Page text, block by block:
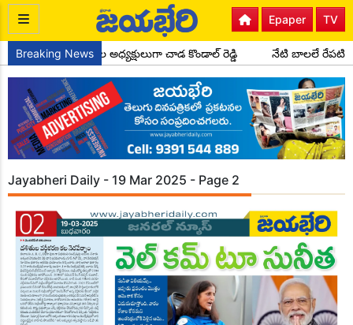
TV
Epaper
Breaking News
పార్టీ సైదాపూర్ మండల అధ్యక్షులుగా చాడ కొండాల్ రెడ్డి నేటి బాలలే రేపటి
Jayabheri Daily - 19 Mar 2025 - Page 2